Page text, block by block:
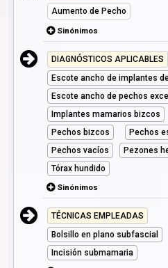
Aumento de Pecho
Sinónimos
DIAGNÓSTICOS APLICABLES
Escote ancho de implantes
Escote ancho de pechos
Implantes mamarios bizcos
Pechos bizcos
Pechos
Pechos vacíos
Pezones
Tórax hundido
Sinónimos
TÉCNICAS EMPLEADAS
Bolsillo en plano subfascial
Incisión submamaria